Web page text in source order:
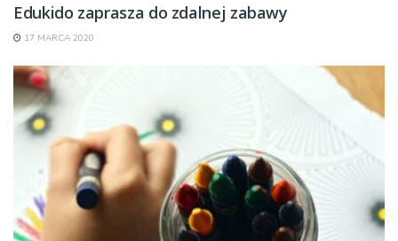
Edukido zaprasza do zdalnej zabawy
17 MARCA 2020